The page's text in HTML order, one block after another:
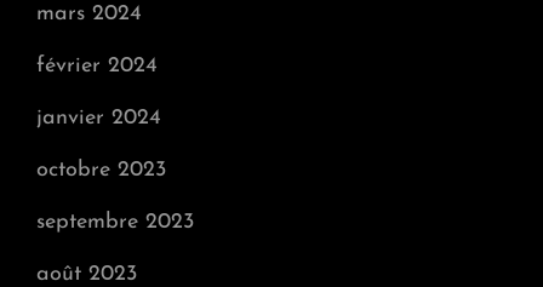
mars 2024
février 2024
janvier 2024
octobre 2023
septembre 2023
août 2023